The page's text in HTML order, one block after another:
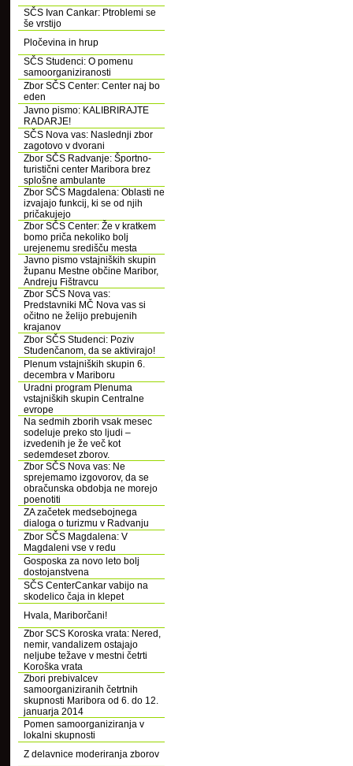
SČS Ivan Cankar: Ptroblemi se
še vrstijo
Pločevina in hrup
SČS Studenci: O pomenu
samoorganiziranosti
Zbor SČS Center: Center naj bo
eden
Javno pismo: KALIBRIRAJTE
RADARJE!
SČS Nova vas: Naslednji zbor
zagotovo v dvorani
Zbor SČS Radvanje: Športno-
turistični center Maribora brez
splošne ambulante
Zbor SČS Magdalena: Oblasti ne
izvajajo funkcij, ki se od njih
pričakujejo
Zbor SČS Center: Že v kratkem
bomo priča nekoliko bolj
urejenemu središču mesta
Javno pismo vstajniških skupin
županu Mestne občine Maribor,
Andreju Fištravcu
Zbor SČS Nova vas:
Predstavniki MČ Nova vas si
očitno ne želijo prebujenih
krajanov
Zbor SČS Studenci: Poziv
Studenčanom, da se aktivirajo!
Plenum vstajniških skupin 6.
decembra v Mariboru
Uradni program Plenuma
vstajniških skupin Centralne
evrope
Na sedmih zborih vsak mesec
sodeluje preko sto ljudi –
izvedenih je že več kot
sedemdeset zborov.
Zbor SČS Nova vas: Ne
sprejemamo izgovorov, da se
obračunska obdobja ne morejo
poenotiti
ZA začetek medsebojnega
dialoga o turizmu v Radvanju
Zbor SČS Magdalena: V
Magdaleni vse v redu
Gosposka za novo leto bolj
dostojanstvena
SČS CenterCankar vabijo na
skodelico čaja in klepet
Hvala, Mariborčani!
Zbor SCS Koroska vrata: Nered,
nemir, vandalizem ostajajo
neljube težave v mestni četrti
Koroška vrata
Zbori prebivalcev
samoorganiziranih četrtnih
skupnosti Maribora od 6. do 12.
januarja 2014
Pomen samoorganiziranja v
lokalni skupnosti
Z delavnice moderiranja zborov